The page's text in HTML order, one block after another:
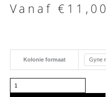
Vanaf € 11,00
Kolonie formaat